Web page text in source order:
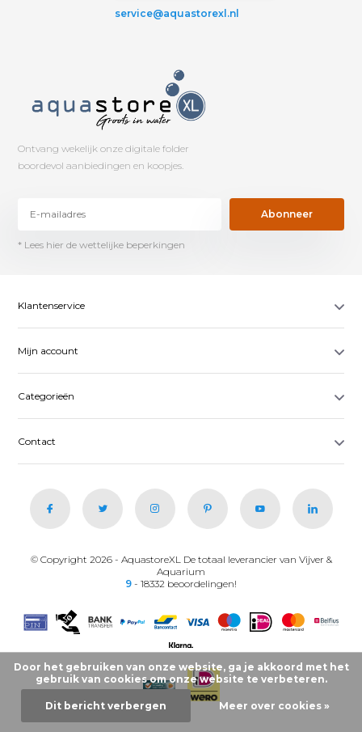
service@aquastorexl.nl
Ontvang wekelijk onze digitale folder
boordevol aanbiedingen en koopjes.
Abonneer
* Lees hier de wettelijke beperkingen
Klantenservice
Mijn account
Categorieën
Contact
© Copyright 2026 - AquastoreXL De totaal leverancier van Vijver &
Aquarium
9 - 18332 beoordelingen!
Door het gebruiken van onze website, ga je akkoord met het
gebruik van cookies om onze website te verbeteren.
Dit bericht verbergen Meer over cookies »